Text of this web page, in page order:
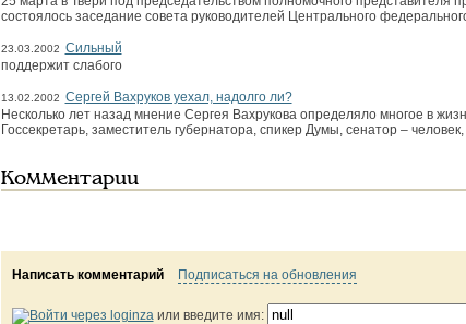
состоялось заседание совета руководителей Центрального
23.03.2002 Сильный
поддержит слабого
13.02.2002 Сергей Вахруков уехал, надолго ли?
Несколько лет назад мнение Сергея Вахрукова определяло многое в
Госсекретарь, заместитель губернатора, спикер Думы, сенатор – человек,
Комментарии
Написать комментарий Подписаться на обновления
или введите имя: